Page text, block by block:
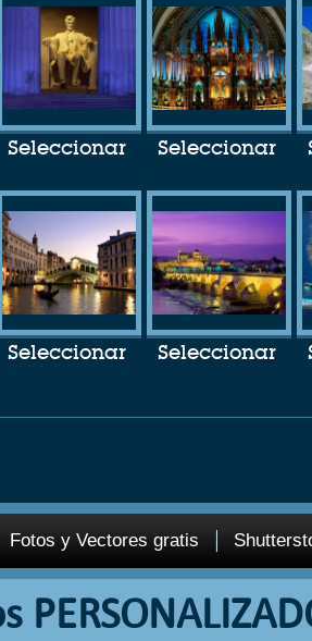
Seleccionar Seleccionar
Seleccionar Seleccionar
Fotos y Vectores gratis